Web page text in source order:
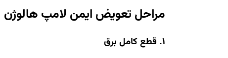
مراحل تعویض ایمن لامپ هالوژن
1. قطع کامل برق